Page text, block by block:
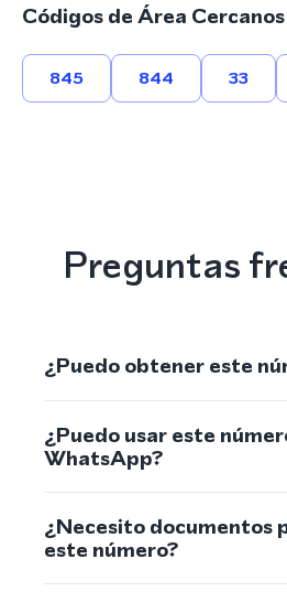
Códigos de Área Cercanos
845 844 33
Preguntas
¿Puedo obtener este
¿Puedo usar este
WhatsApp?
¿Necesito documentos
este número?